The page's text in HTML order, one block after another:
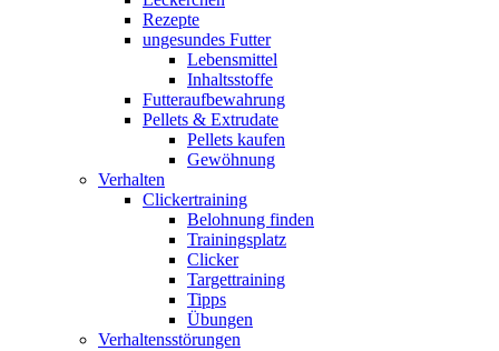
Rezepte
ungesundes Futter
Lebensmittel
Inhaltsstoffe
Futteraufbewahrung
Pellets & Extrudate
Pellets kaufen
Gewöhnung
Verhalten
Clickertraining
Belohnung finden
Trainingsplatz
Clicker
Targettraining
Tipps
Übungen
Verhaltensstörungen